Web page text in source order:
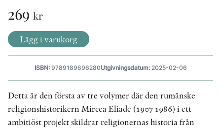
269 kr
Lägg i varukorg
ISBN:9789189696280Utgivningsdatum:2025-02-06
Detta är den första av tre volymer där den rumänske
religionshistorikern Mircea Eliade (1907 1986) i ett
ambitiöst projekt skildrar religionernas historia från